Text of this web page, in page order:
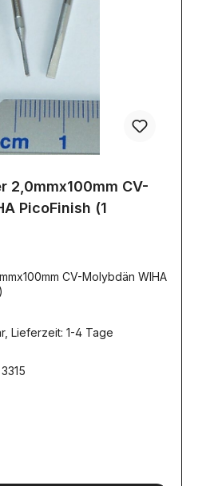
2,0mmx100mm CV-
PicoFinish (1
CV-Molybdän WIHA
Lieferzeit: 1-4 Tage
3315